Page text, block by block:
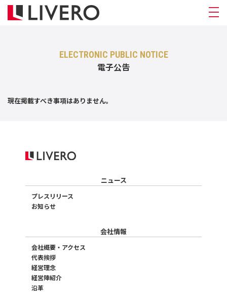
ELECTRONIC PUBLIC NOTICE
電子公告
現在掲載すべき事項はありません。
ニュース
プレスリリース
お知らせ
会社情報
会社概要・アクセス
代表挨拶
経営理念
経営陣紹介
沿革